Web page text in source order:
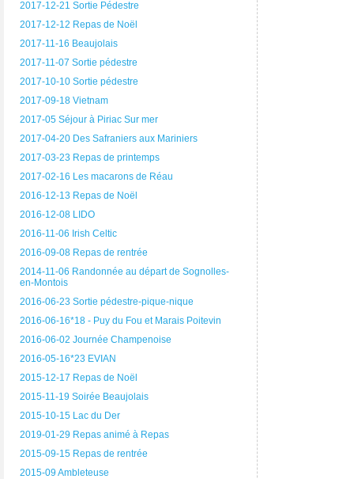
2017-12-21 Sortie Pédestre
2017-12-12 Repas de Noël
2017-11-16 Beaujolais
2017-11-07 Sortie pédestre
2017-10-10 Sortie pédestre
2017-09-18 Vietnam
2017-05 Séjour à Piriac Sur mer
2017-04-20 Des Safraniers aux Mariniers
2017-03-23 Repas de printemps
2017-02-16 Les macarons de Réau
2016-12-13 Repas de Noël
2016-12-08 LIDO
2016-11-06 Irish Celtic
2016-09-08 Repas de rentrée
2014-11-06 Randonnée au départ de Sognolles-
en-Montois
2016-06-23 Sortie pédestre-pique-nique
2016-06-16*18 - Puy du Fou et Marais Poitevin
2016-06-02 Journée Champenoise
2016-05-16*23 EVIAN
2015-12-17 Repas de Noël
2015-11-19 Soirée Beaujolais
2015-10-15 Lac du Der
2019-01-29 Repas animé à Repas
2015-09-15 Repas de rentrée
2015-09 Ambleteuse